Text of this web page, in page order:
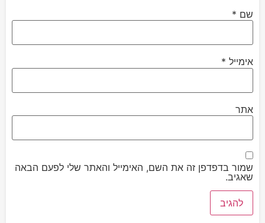
שם *
אימייל *
אתר
שמור בדפדפן זה את השם, האימייל והאתר שלי לפעם הבאה
שאגיב.